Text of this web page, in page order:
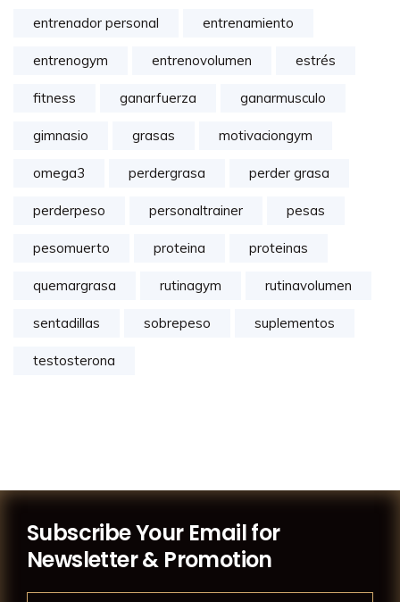
entrenador personal entrenamiento
entrenogym entrenovolumen estrés
fitness ganarfuerza ganarmusculo
gimnasio grasas motivaciongym
omega3 perdergrasa perder grasa
perderpeso personaltrainer pesas
pesomuerto proteina proteinas
quemargrasa rutinagym rutinavolumen
sentadillas sobrepeso suplementos
testosterona
Subscribe Your Email for
Newsletter & Promotion